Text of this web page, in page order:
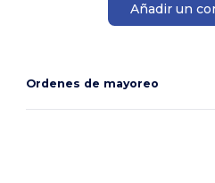
Añadir un
Ordenes de mayoreo